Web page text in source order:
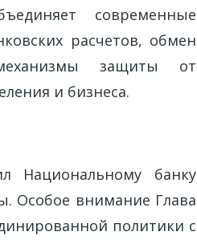
современные
расчетов, обмен
защиты от
и бизнеса.
Национальному банку
Особое внимание Глава
политики с